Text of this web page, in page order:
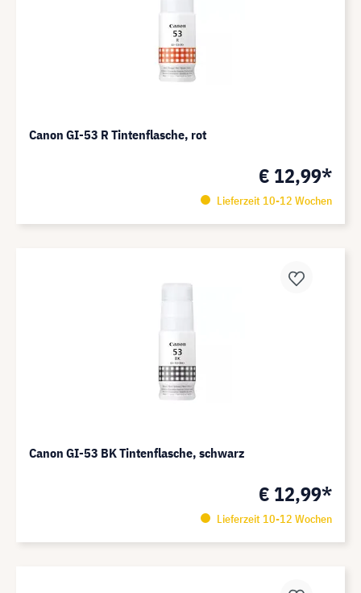
Canon GI-53 R Tintenflasche, rot
€ 12,99*
Lieferzeit 10-12 Wochen
Canon GI-53 BK Tintenflasche, schwarz
€ 12,99*
Lieferzeit 10-12 Wochen